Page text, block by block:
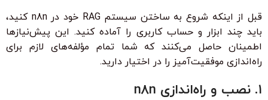
قبل از اینکه شروع به ساختن سیستم RAG خود در n8n کنید،
باید چند ابزار و حساب کاربری را آماده کنید. این پیش‌نیازها
اطمینان حاصل می‌کنند که شما تمام مؤلفه‌های لازم برای
راه‌اندازی موفقیت‌آمیز را در اختیار دارید.
۱. نصب و راه‌اندازی n8n